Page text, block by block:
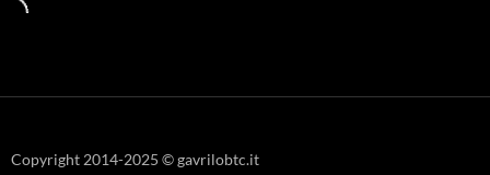
Copyright 2014-2025 © gavrilobtc.it